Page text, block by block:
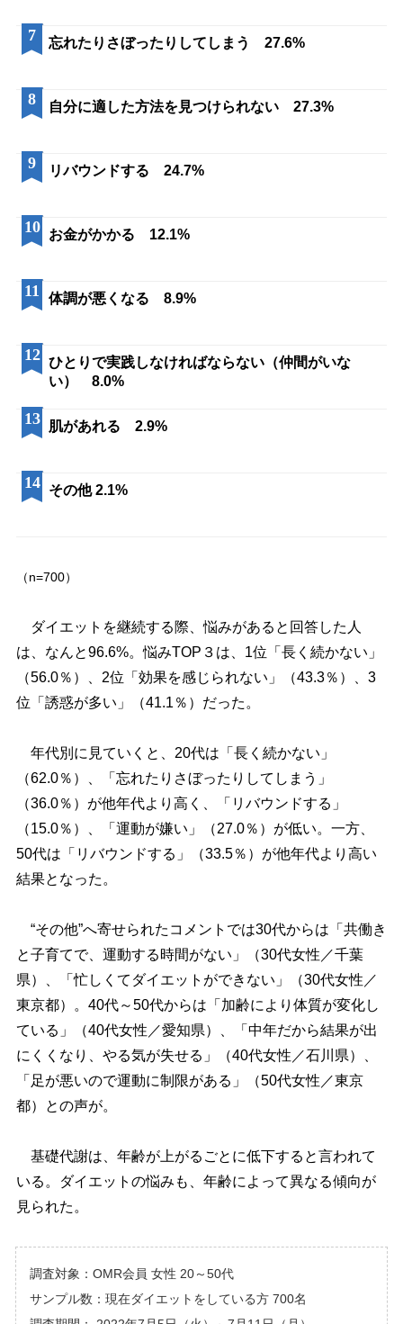
忘れたりさぼったりしてしまう 27.6%
7
自分に適した方法を見つけられない 27.3%
8
リバウンドする 24.7%
9
お金がかかる 12.1%
10
体調が悪くなる 8.9%
11
ひとりで実践しなければならない（仲間がいな
い） 8.0%
12
肌があれる 2.9%
13
その他 2.1%
14
（n=700）
ダイエットを継続する際、悩みがあると回答した人
は、なんと96.6%。悩みTOP３は、1位「長く続かない」
（56.0％）、2位「効果を感じられない」（43.3％）、3
位「誘惑が多い」（41.1％）だった。
年代別に見ていくと、20代は「長く続かない」
（62.0％）、「忘れたりさぼったりしてしまう」
（36.0％）が他年代より高く、「リバウンドする」
（15.0％）、「運動が嫌い」（27.0％）が低い。一方、
50代は「リバウンドする」（33.5％）が他年代より高い
結果となった。
“その他”へ寄せられたコメントでは30代からは「共働き
と子育てで、運動する時間がない」（30代女性／千葉
県）、「忙しくてダイエットができない」（30代女性／
東京都）。40代～50代からは「加齢により体質が変化し
ている」（40代女性／愛知県）、「中年だから結果が出
にくくなり、やる気が失せる」（40代女性／石川県）、
「足が悪いので運動に制限がある」（50代女性／東京
都）との声が。
基礎代謝は、年齢が上がるごとに低下すると言われて
いる。ダイエットの悩みも、年齢によって異なる傾向が
見られた。
調査対象：OMR会員 女性 20～50代
サンプル数：現在ダイエットをしている方 700名